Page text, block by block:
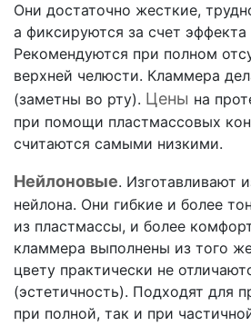
Они достаточно жесткие,
а фиксируются за счет эффекта
Рекомендуются при полном
верхней челюсти. Кламмера
(заметны во рту). Цены на
при помощи пластмассовых
считаются самыми низкими.
Нейлоновые. Изготавливают
нейлона. Они гибкие и более
из пластмассы, и более
кламмера выполнены из того
цвету практически не
(эстетичность). Подходят для
при полной, так и при